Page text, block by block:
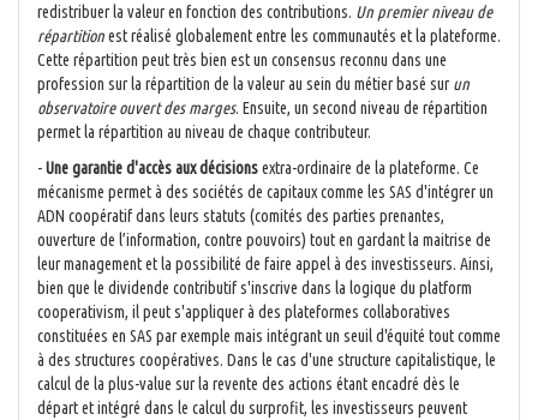
redistribuer la valeur en fonction des contributions. Un premier niveau de
répartitionest réalisé globalement entre les communautés et la plateforme.
Cette répartition peut très bien est un consensus reconnu dans une
profession sur la répartition de la valeur au sein du métier basé surun
observatoire ouvert des marges. Ensuite, un second niveau de répartition
permet la répartition au niveau de chaque contributeur.
-Une garantie d'accès aux décisionsextra-ordinaire de la plateforme. Ce
mécanisme permet à des sociétés de capitaux comme les SAS d'intégrer un
ADN coopératif dans leurs statuts (comités des parties prenantes,
ouverture de l’information, contre pouvoirs) tout en gardant la maitrise de
leur management et la possibilité de faire appel à des investisseurs. Ainsi,
bien que le dividende contributif s'inscrive dans la logique du platform
cooperativism, il peut s'appliquer à des plateformes collaboratives
constituées en SAS par exemple mais intégrant un seuil d'équité tout comme
à des structures coopératives. Dans le cas d'une structure capitalistique, le
calcul de la plus-value sur la revente des actions étant encadré dès le
départ et intégré dans le calcul du surprofit, les investisseurs peuvent